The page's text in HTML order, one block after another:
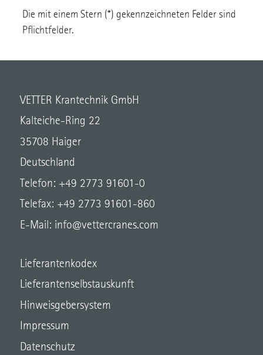
Die mit einem Stern (*) gekennzeichneten Felder sind
Pflichtfelder.
VETTER Krantechnik GmbH
Kalteiche-Ring 22
35708 Haiger
Deutschland
Telefon: +49 2773 91601-0
Telefax: +49 2773 91601-860
E-Mail: info@vettercranes.com
Lieferantenkodex
Lieferantenselbstauskunft
Hinweisgebersystem
Impressum
Datenschutz